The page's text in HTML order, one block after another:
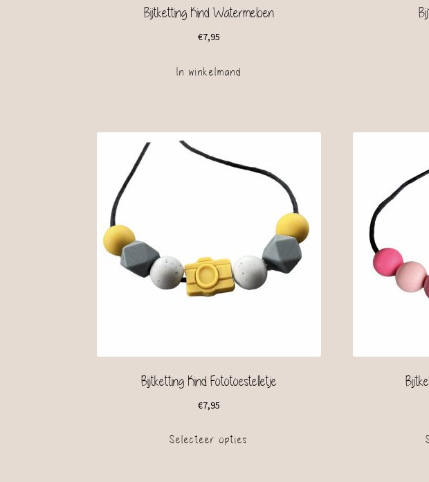
Bijtketting Kind Watermeloen
€7,95
In winkelmand
Bijtketting Kind Fototoestelletje
€7,95
Selecteer opties